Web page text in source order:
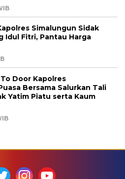
Simalungun Sidak
Idul Fitri, Pantau Harga
Door Kapolres
Bersama Salurkan Tali
Yatim Piatu serta Kaum